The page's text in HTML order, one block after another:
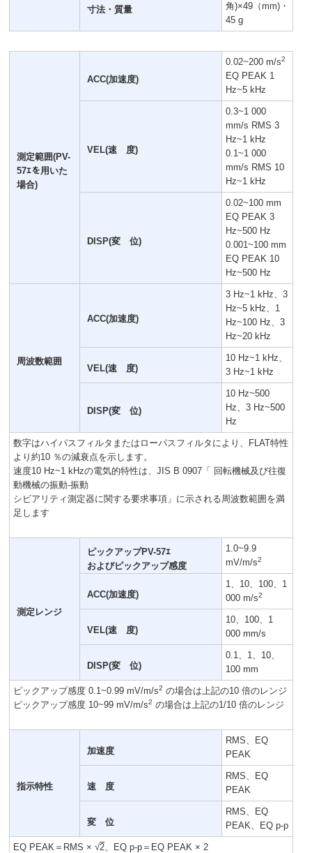
寸法・質量
角)×49（mm)・
45 g
測定範囲(PV-
57ｴを用いた
場合)
ACC(加速度)
0.02~200 m/s2
EQ PEAK 1
Hz~5 kHz
VEL(速 度)
0.3~1 000
mm/s RMS 3
Hz~1 kHz
0.1~1 000
mm/s RMS 10
Hz~1 kHz
DISP(変 位)
0.02~100 mm
EQ PEAK 3
Hz~500 Hz
0.001~100 mm
EQ PEAK 10
Hz~500 Hz
周波数範囲
ACC(加速度)
3 Hz~1 kHz、3
Hz~5 kHz、1
Hz~100 Hz、3
Hz~20 kHz
VEL(速 度)
10 Hz~1 kHz、
3 Hz~1 kHz
DISP(変 位)
10 Hz~500
Hz、3 Hz~500
Hz
数字はハイパスフィルタまたはローパスフィルタにより、FLAT特性
より約10 ％の減衰点を示します。
速度10 Hz~1 kHzの電気的特性は、JIS B 0907「 回転機械及び往復
動機械の振動-振動
シビアリティ測定器に関する要求事項」に示される周波数範囲を満
足します
測定レンジ
ピックアップPV-57ｴ
およびピックアップ感度
1.0~9.9
mV/m/s2
ACC(加速度)
1、10、100、1
000 m/s2
VEL(速 度)
10、100、1
000 mm/s
DISP(変 位)
0.1、1、10、
100 mm
ピックアップ感度 0.1~0.99 mV/m/s2 の場合は上記の10 倍のレンジ
ピックアップ感度 10~99 mV/m/s2 の場合は上記の1/10 倍のレンジ
指示特性
加速度
RMS、EQ
PEAK
速 度
RMS、EQ
PEAK
変 位
RMS、EQ
PEAK、EQ p-p
EQ PEAK＝RMS × √2、EQ p-p＝EQ PEAK × 2